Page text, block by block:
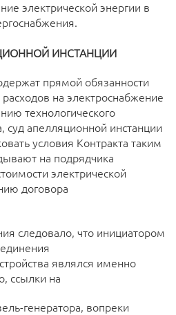
электрической энергии в
ИНСТАНЦИИ
прямой обязанности
на электроснабжение
технологического
суд апелляционной инстанции
условия Контракта таким
на подрядчика
электрической
договора
следовало, что инициатором
являлся именно
ссылки на
генератора, вопреки